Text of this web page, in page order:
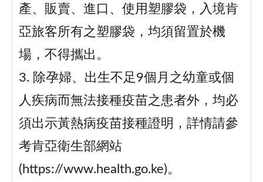
產、販賣、進口、使用塑膠袋，入境肯
亞旅客所有之塑膠袋，均須留置於機
場，不得攜出。
3. 除孕婦、出生不足9個月之幼童或個
人疾病而無法接種疫苗之患者外，均必
須出示黃熱病疫苗接種證明，詳情請參
考肯亞衛生部網站
(https://www.health.go.ke)。